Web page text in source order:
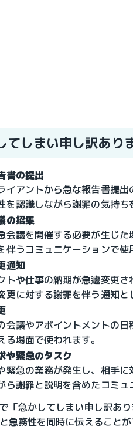
てしまい申し訳あ
書の提出
イアントから急な報告書提出
を認識しながら謝罪の気持ち
の招集
会議を開催する必要が生じ
伴うコミュニケーションで使
通知
トや仕事の納期が急遽変更
更に対する謝罪を伴う通知と
会議やアポイントメントの
る場面で使われます。
や緊急のタスク
緊急の業務が発生し、相手
ら謝罪と説明を含めたコミュ
「急かしてしまい申し訳あ
急務性を同時に伝えることが